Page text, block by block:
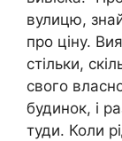
вулицю,
про ціну.
стільки,
свого
будинок, і
туди. Коли